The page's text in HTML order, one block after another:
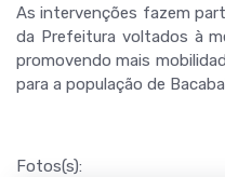
As intervenções fazem
da Prefeitura voltados à
promovendo mais
para a população de
Fotos(s):